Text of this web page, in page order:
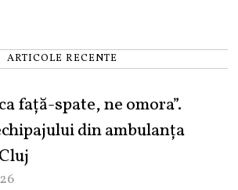
ARTICOLE RECENTE
față-spate, ne omora”.
din ambulanța